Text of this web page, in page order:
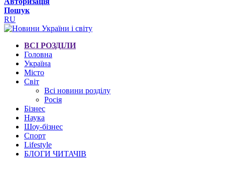
Пошук
RU
ВСІ РОЗДІЛИ
Головна
Україна
Місто
Світ
Всі новини розділу
Росія
Бізнес
Наука
Шоу-бізнес
Спорт
Lifestyle
БЛОГИ ЧИТАЧІВ